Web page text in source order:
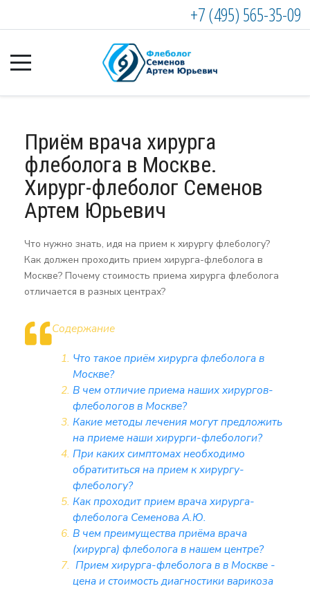
+7 (495) 565-35-09
Приём врача хирурга
флеболога в Москве.
Хирург-флеболог Семенов
Артем Юрьевич
Что нужно знать, идя на прием к хирургу флебологу?
Как должен проходить прием хирурга-флеболога в
Москве? Почему стоимость приема хирурга флеболога
отличается в разных центрах?
Содержание
Что такое приём хирурга флеболога в
Москве?
В чем отличие приема наших хирургов-
флебологов в Москве?
Какие методы лечения могут предложить
на приеме наши хирурги-флебологи?
При каких симптомах необходимо
обратититься на прием к хирургу-
флебологу?
Как проходит прием врача хирурга-
флеболога Семенова А.Ю.
В чем преимущества приёма врача
(хирурга) флеболога в нашем центре?
Прием хирурга-флеболога в в Москве -
цена и стоимость диагностики варикоза